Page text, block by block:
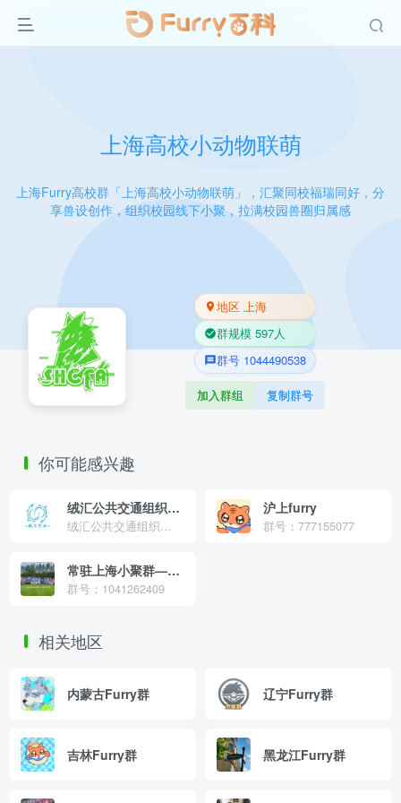
上海高校小动物联萌
上海Furry高校群「上海高校小动物联萌」，汇聚同校福瑞同好，分
享兽设创作，组织校园线下小聚，拉满校园兽圈归属感
地区 上海
群规模 597人
群号 1044490538
加入群组 复制群号
你可能感兴趣
绒汇公共交通组织—RH BUS
绒汇公共交通组织是由一群Furry与交通迷于2023年4月共同组建的Furry+交通爱好者组织，是目前已知的华东地区最大的福瑞公共交通爱好者组织，在本群中可以畅聊全国各地的公共交通与Furry内容，我们因共同爱好聚集于此，致力记录城市公共交通见证城市发展。
沪上furry
群号：777155077
常驻上海小聚群—KK兽太园区
群号：1041262409
相关地区
内蒙古Furry群 辽宁Furry群
吉林Furry群 黑龙江Furry群